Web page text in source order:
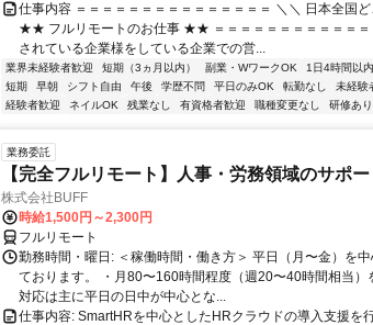
仕事内容 ＝＝＝＝＝＝＝＝＝＝＝＝＝＝＝ ＼＼ 日本全国
★★ フルリモートのお仕事 ★★ ＝＝＝＝＝＝＝＝＝＝＝＝
されている企業様をしている企業での営...
業界未経験者歓迎 短期（3ヵ月以内） 副業・WワークOK 1日4時間以
短期
早朝 シフト自由 午後 学歴不問 平日のみOK 転勤なし 未経験
経験者歓迎
ネイルOK 残業なし 有資格者歓迎 職種変更なし 研修あり
業務委託
【完全フルリモート】人事・労務領域のサポ
株式会社BUFF
時給1,500円～2,300円
フルリモート
勤務時間・曜日: ＜稼働時間・働き方＞ 平日（月〜金）を
ております。 ・月80〜160時間程度（週20〜40時間相当）
対応は主に平日の日中が中心とな...
仕事内容: SmartHRを中心としたHRクラウドの導入支援を